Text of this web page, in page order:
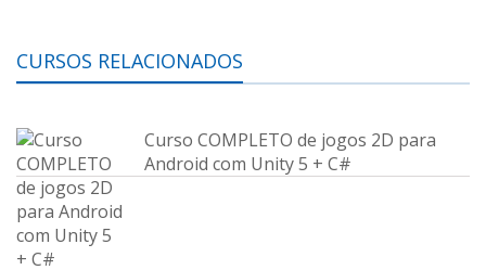
CURSOS RELACIONADOS
Curso COMPLETO de jogos 2D para
Android com Unity 5 + C#